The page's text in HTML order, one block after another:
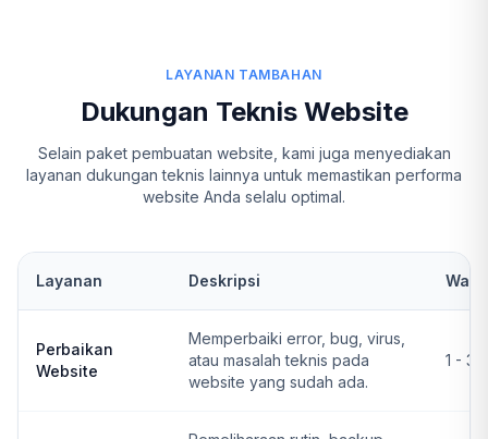
LAYANAN TAMBAHAN
Dukungan Teknis Website
Selain paket pembuatan website, kami juga menyediakan
layanan dukungan teknis lainnya untuk memastikan performa
website Anda selalu optimal.
Layanan Deskripsi
Perbaikan
Website
Memperbaiki error, bug, virus,
atau masalah teknis pada
website yang sudah ada.
1 - 3